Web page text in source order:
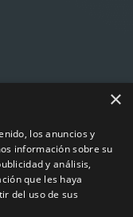
14120 Córdoba
×
los anuncios y
información sobre su
y análisis,
que les haya
del uso de sus